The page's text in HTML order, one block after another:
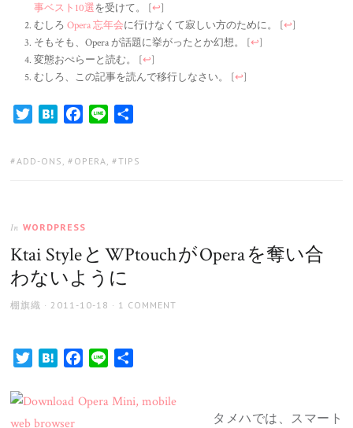
事ベスト10選を受けて。 [↩]
むしろOpera 忘年会に行けなくて寂しい方のために。 [↩]
そもそも、Opera が話題に挙がったとか幻想。
[↩]
変態おぺらーと読む。
[↩]
むしろ、この記事を読んで移行しなさい。
[↩]
TwitterHatenaFacebook
Line
TAGS:
ADD-ONS , OPERA, TIPS
In WORDPRESS
Ktai Style と WPtouch が Opera を奪い合
わないように
AUTHOR
棚旗織
POSTED
2011-10-18 1 COMMENT
TwitterHatenaFacebook
Line
タメハでは、スマート